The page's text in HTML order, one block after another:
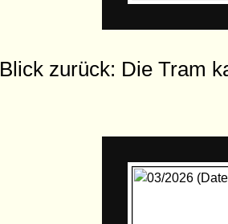
Blick zurück: Die Tram